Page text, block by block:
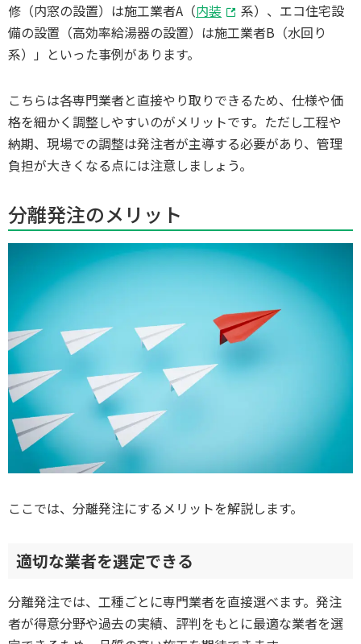
修（内窓の設置）は施工業者A（内装
系）、エコ住宅設
備の設置（高効率給湯器の設置）は施工業者B（水回り
系）」といった事例があります。
こちらは各専門業者と直接やり取りできるため、仕様や価
格を細かく調整しやすいのがメリットです。ただし工程や
納期、現場での調整は発注者が主導する必要があり、管理
負担が大きくなる点には注意しましょう。
分離発注のメリット
ここでは、分離発注にするメリットを解説します。
適切な業者を選定できる
分離発注では、工種ごとに専門業者を直接選べます。発注
者が得意分野や過去の実績、評判をもとに最適な業者を選